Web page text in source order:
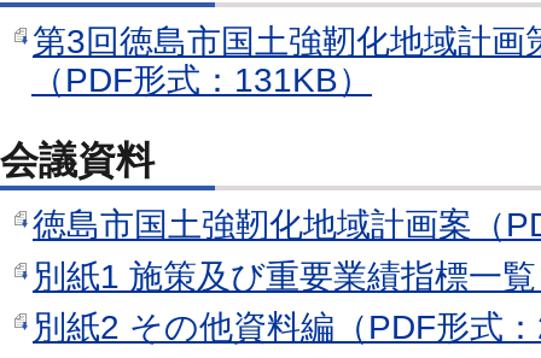
第3回徳島市国土強靭化地域計
（PDF形式：131KB）
会議資料
徳島市国土強靭化地域計画案（
別紙1 施策及び重要業績指標一
別紙2 その他資料編（PDF形式